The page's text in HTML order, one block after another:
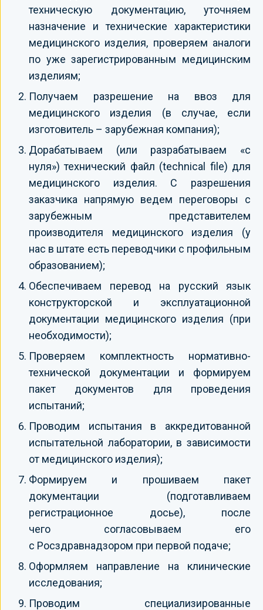
техническую документацию, уточняем
назначение и технические характеристики
медицинского изделия, проверяем аналоги
по уже зарегистрированным медицинским
изделиям;
Получаем разрешение на ввоз для
медицинского изделия (в случае, если
изготовитель – зарубежная компания);
Дорабатываем (или разрабатываем «с
нуля») технический файл (technical file) для
медицинского изделия. С разрешения
заказчика напрямую ведем переговоры с
зарубежным представителем
производителя медицинского изделия (у
нас в штате есть переводчики с профильным
образованием);
Обеспечиваем перевод на русский язык
конструкторской и эксплуатационной
документации медицинского изделия (при
необходимости);
Проверяем комплектность нормативно-
технической документации и формируем
пакет документов для проведения
испытаний;
Проводим испытания в аккредитованной
испытательной лаборатории, в зависимости
от медицинского изделия);
Формируем и прошиваем пакет
документации (подготавливаем
регистрационное досье), после
чего согласовываем его
с Росздравнадзором при первой подаче;
Оформляем направление на клинические
исследования;
Проводим специализированные